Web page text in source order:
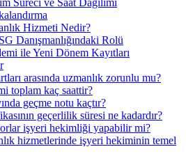
Hizmeti Nedir?
Danışmanlığındaki Rolü
ile Yeni Dönem Kayıtları
arasında uzmanlık zorunlu mu?
toplam kaç saattir?
geçme notu kaçtır?
geçerlilik süresi ne kadardır?
işyeri hekimliği yapabilir mi?
hizmetlerinde işyeri hekiminin temel